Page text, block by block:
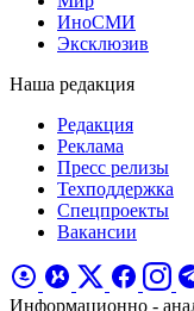
ИноСМИ
Эксклюзив
Наша редакция
Редакция
Реклама
Пресс релизы
Техподдержка
Спецпроекты
Вакансии
Информационно -